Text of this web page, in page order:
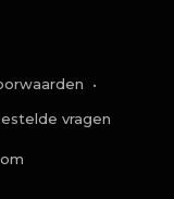
•
vragen